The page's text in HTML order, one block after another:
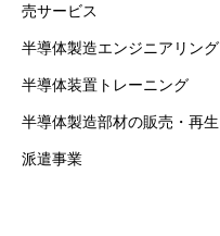
売サービス
半導体製造エンジニアリング
半導体装置トレーニング
半導体製造部材の販売・再生
派遣事業